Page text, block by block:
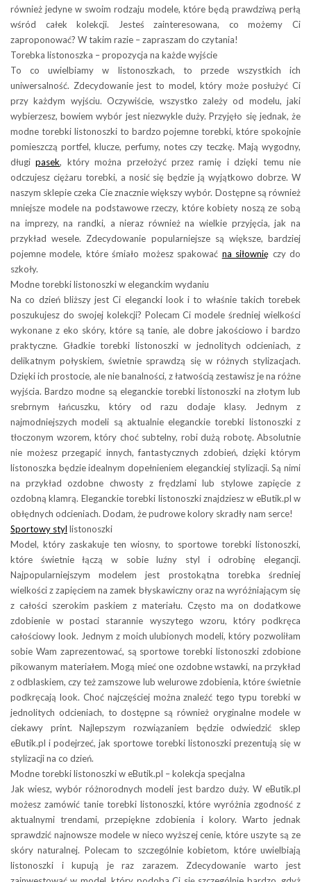
również jedyne w swoim rodzaju modele, które będą prawdziwą perłą
wśród całek kolekcji. Jesteś zainteresowana, co możemy Ci
zaproponować? W takim razie – zapraszam do czytania!
Torebka listonoszka – propozycja na każde wyjście
To co uwielbiamy w listonoszkach, to przede wszystkich ich
uniwersalność. Zdecydowanie jest to model, który może posłużyć Ci
przy każdym wyjściu. Oczywiście, wszystko zależy od modelu, jaki
wybierzesz, bowiem wybór jest niezwykle duży. Przyjęło się jednak, że
modne torebki listonoszki to bardzo pojemne torebki, które spokojnie
pomieszczą portfel, klucze, perfumy, notes czy teczkę. Mają wygodny,
długipasek, który można przełożyć przez ramię i dzięki temu nie
odczujesz ciężaru torebki, a nosić się będzie ją wyjątkowo dobrze. W
naszym sklepie czeka Cie znacznie większy wybór. Dostępne są również
mniejsze modele na podstawowe rzeczy, które kobiety noszą ze sobą
na imprezy, na randki, a nieraz również na wielkie przyjęcia, jak na
przykład wesele. Zdecydowanie popularniejsze są większe, bardziej
pojemne modele, które śmiało możesz spakować na siłownię czy do
szkoły.
Modne torebki listonoszki w eleganckim wydaniu
Na co dzień bliższy jest Ci elegancki look i to właśnie takich torebek
poszukujesz do swojej kolekcji? Polecam Ci modele średniej wielkości
wykonane z eko skóry, które są tanie, ale dobre jakościowo i bardzo
praktyczne. Gładkie torebki listonoszki w jednolitych odcieniach, z
delikatnym połyskiem, świetnie sprawdzą się w różnych stylizacjach.
Dzięki ich prostocie, ale nie banalności, z łatwością zestawisz je na różne
wyjścia. Bardzo modne są eleganckie torebki listonoszki na złotym lub
srebrnym łańcuszku, który od razu dodaje klasy. Jednym z
najmodniejszych modeli są aktualnie eleganckie torebki listonoszki z
tłoczonym wzorem, który choć subtelny, robi dużą robotę. Absolutnie
nie możesz przegapić innych, fantastycznych zdobień, dzięki którym
listonoszka będzie idealnym dopełnieniem eleganckiej stylizacji. Są nimi
na przykład ozdobne chwosty z frędzlami lub stylowe zapięcie z
ozdobną klamrą. Eleganckie torebki listonoszki znajdziesz w eButik.pl w
obłędnych odcieniach. Dodam, że pudrowe kolory skradły nam serce!
Sportowy styl listonoszki
Model, który zaskakuje ten wiosny, to sportowe torebki listonoszki,
które świetnie łączą w sobie luźny styl i odrobinę elegancji.
Najpopularniejszym modelem jest prostokątna torebka średniej
wielkości z zapięciem na zamek błyskawiczny oraz na wyróżniającym się
z całości szerokim paskiem z materiału. Często ma on dodatkowe
zdobienie w postaci starannie wyszytego wzoru, który podkręca
całościowy look. Jednym z moich ulubionych modeli, który pozwoliłam
sobie Wam zaprezentować, są sportowe torebki listonoszki zdobione
pikowanym materiałem. Mogą mieć one ozdobne wstawki, na przykład
z odblaskiem, czy też zamszowe lub welurowe zdobienia, które świetnie
podkręcają look. Choć najczęściej można znaleźć tego typu torebki w
jednolitych odcieniach, to dostępne są również oryginalne modele w
ciekawy print. Najlepszym rozwiązaniem będzie odwiedzić sklep
eButik.pl i podejrzeć, jak sportowe torebki listonoszki prezentują się w
stylizacji na co dzień.
Modne torebki listonoszki w eButik.pl – kolekcja specjalna
Jak wiesz, wybór różnorodnych modeli jest bardzo duży. W eButik.pl
możesz zamówić tanie torebki listonoszki, które wyróżnia zgodność z
aktualnymi trendami, przepiękne zdobienia i kolory. Warto jednak
sprawdzić najnowsze modele w nieco wyższej cenie, które uszyte są ze
skóry naturalnej. Polecam to szczególnie kobietom, które uwielbiają
listonoszki i kupują je raz zarazem. Zdecydowanie warto jest